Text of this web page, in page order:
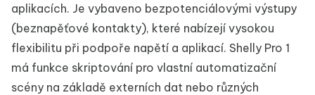
aplikacích. Je vybaveno bezpotenciálovými výstupy
(beznapěťové kontakty), které nabízejí vysokou
flexibilitu při podpoře napětí a aplikací. Shelly Pro 1
má funkce skriptování pro vlastní automatizační
scény na základě externích dat nebo různých